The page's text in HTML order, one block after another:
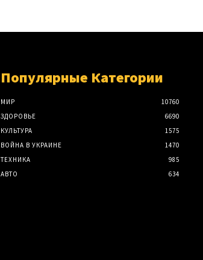
Популярные Категории
МИР
10760
ЗДОРОВЬЕ
6690
КУЛЬТУРА
1575
ВОЙНА В УКРАИНЕ
1470
ТЕХНИКА
985
АВТО
634